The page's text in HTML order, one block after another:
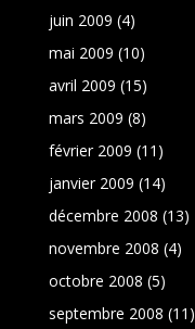
juin 2009 (4)
mai 2009 (10)
avril 2009 (15)
mars 2009 (8)
février 2009 (11)
janvier 2009 (14)
décembre 2008 (13)
novembre 2008 (4)
octobre 2008 (5)
septembre 2008 (11)